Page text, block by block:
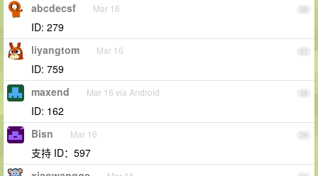
56
abcdecsf Mar 16
ID: 279
57
liyangtom Mar 16
ID: 759
58
maxend Mar 16 via Android
ID: 162
59
Bisn Mar 16
支持 ID：597